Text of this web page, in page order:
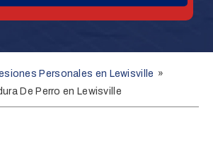
Personales en Lewisville »
De Perro en Lewisville